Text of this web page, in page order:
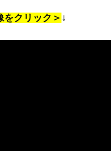
をクリック＞ ↓